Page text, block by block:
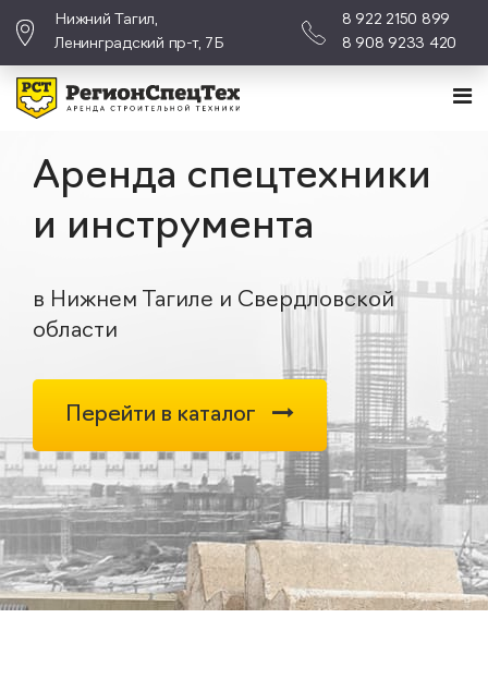
Нижний Тагил,
Ленинградский пр-т, 7Б
8 922 2150 899
8 908 9233 420
Аренда спецтехники
и инструмента
в Нижнем Тагиле и Свердловской
области
Перейти в каталог